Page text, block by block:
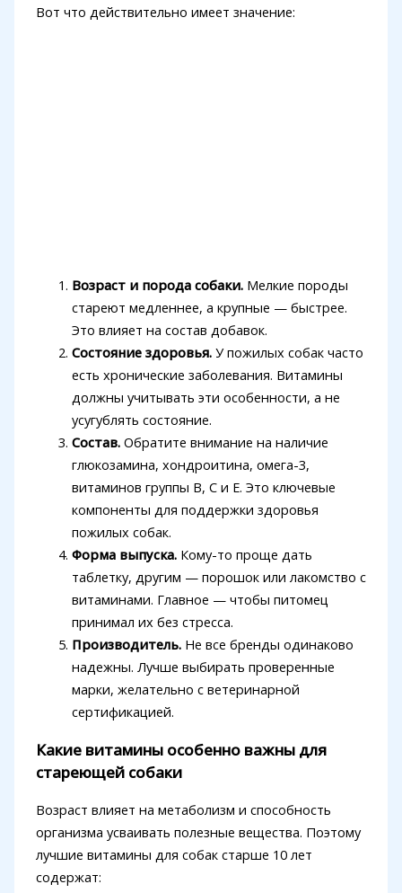
Вот что действительно имеет значение:
Возраст и порода собаки.Мелкие породы
стареют медленнее, а крупные — быстрее.
Это влияет на состав добавок.
Состояние здоровья.У пожилых собак часто
есть хронические заболевания. Витамины
должны учитывать эти особенности, а не
усугублять состояние.
Состав.Обратите внимание на наличие
глюкозамина, хондроитина, омега-3,
витаминов группы B, C и E. Это ключевые
компоненты для поддержки здоровья
пожилых собак.
Форма выпуска.Кому-то проще дать
таблетку, другим — порошок или лакомство с
витаминами. Главное — чтобы питомец
принимал их без стресса.
Производитель.Не все бренды одинаково
надежны. Лучше выбирать проверенные
марки, желательно с ветеринарной
сертификацией.
Какие витамины особенно важны для
стареющей собаки
Возраст влияет на метаболизм и способность
организма усваивать полезные вещества. Поэтому
лучшие витамины для собак старше 10 лет
содержат: